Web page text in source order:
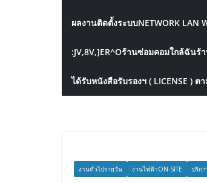
ผลงานติดตั้งระบบNETWORK LAN
:JV,8V,]ER^Oร้านซ่อมคอมใกล้ฉัน
ได้รับหนังสือรับรองฯ ( LICENSE )
งานทั่วไปรายวัน งานไฟฟ้าON-SITE บริก